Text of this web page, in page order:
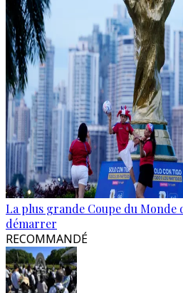
La plus grande Coupe du Monde
démarrer
RECOMMANDÉ